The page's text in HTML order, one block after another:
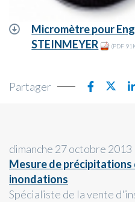
Micromètre pour
STEINMEYER
(PDF
Partager
dimanche 27 octobre 2013
Mesure de
inondations
Spécialiste de la vente